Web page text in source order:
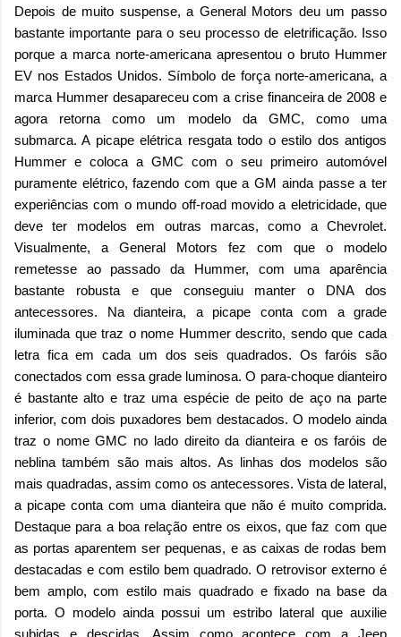
Depois de muito suspense, a General Motors deu um passo
bastante importante para o seu processo de eletrificação. Isso
porque a marca norte-americana apresentou o bruto Hummer
EV nos Estados Unidos. Símbolo de força norte-americana, a
marca Hummer desapareceu com a crise financeira de 2008 e
agora retorna como um modelo da GMC, como uma
submarca. A picape elétrica resgata todo o estilo dos antigos
Hummer e coloca a GMC com o seu primeiro automóvel
puramente elétrico, fazendo com que a GM ainda passe a ter
experiências com o mundo off-road movido a eletricidade, que
deve ter modelos em outras marcas, como a Chevrolet.
Visualmente, a General Motors fez com que o modelo
remetesse ao passado da Hummer, com uma aparência
bastante robusta e que conseguiu manter o DNA dos
antecessores. Na dianteira, a picape conta com a grade
iluminada que traz o nome Hummer descrito, sendo que cada
letra fica em cada um dos seis quadrados. Os faróis são
conectados com essa grade luminosa. O para-choque dianteiro
é bastante alto e traz uma espécie de peito de aço na parte
inferior, com dois puxadores bem destacados. O modelo ainda
traz o nome GMC no lado direito da dianteira e os faróis de
neblina também são mais altos. As linhas dos modelos são
mais quadradas, assim como os antecessores. Vista de lateral,
a picape conta com uma dianteira que não é muito comprida.
Destaque para a boa relação entre os eixos, que faz com que
as portas aparentem ser pequenas, e as caixas de rodas bem
destacadas e com estilo bem quadrado. O retrovisor externo é
bem amplo, com estilo mais quadrado e fixado na base da
porta. O modelo ainda possui um estribo lateral que auxilie
subidas e descidas. Assim como acontece com a Jeep